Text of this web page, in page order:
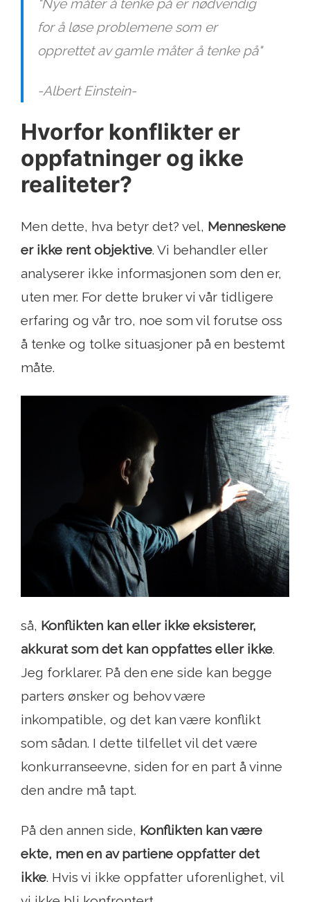
"Nye måter å tenke på er nødvendig
for å løse problemene som er
opprettet av gamle måter å tenke på"
-Albert Einstein-
Hvorfor konflikter er
oppfatninger og ikke
realiteter?
Men dette, hva betyr det? vel, Menneskene
er ikke rent objektive. Vi behandler eller
analyserer ikke informasjonen som den er,
uten mer. For dette bruker vi vår tidligere
erfaring og vår tro, noe som vil forutse oss
å tenke og tolke situasjoner på en bestemt
måte.
så, Konflikten kan eller ikke eksisterer,
akkurat som det kan oppfattes eller ikke.
Jeg forklarer. På den ene side kan begge
parters ønsker og behov være
inkompatible, og det kan være konflikt
som sådan. I dette tilfellet vil det være
konkurranseevne, siden for en part å vinne
den andre må tapt.
På den annen side, Konflikten kan være
ekte, men en av partiene oppfatter det
ikke. Hvis vi ikke oppfatter uforenlighet, vil